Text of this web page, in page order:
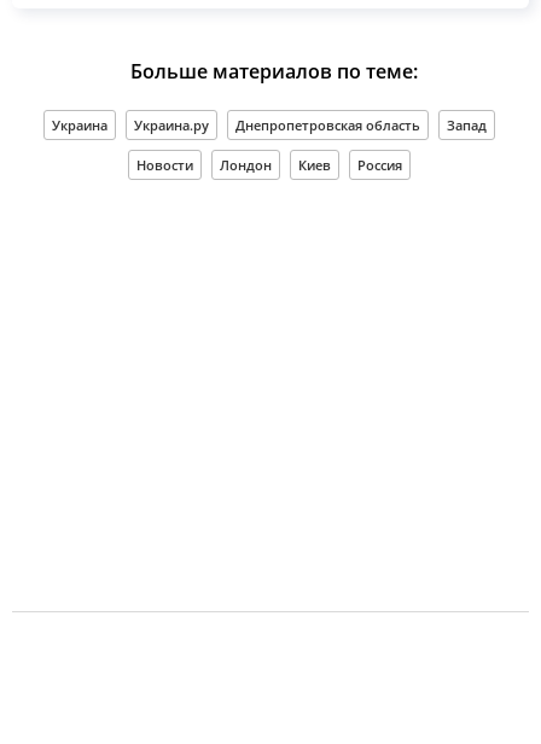
Больше материалов по теме:
Украина Украина.ру Днепропетровская область Запад
Новости Лондон Киев Россия